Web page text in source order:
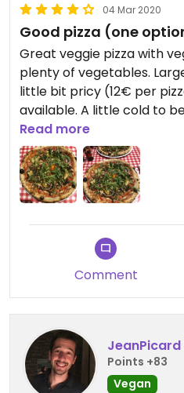
04 Mar 2020
Good pizza (one
Great veggie pizza with
plenty of vegetables.
little bit pricy (12€ per
available. A little cold to
up by the end. Worth a visit.
Read more
Comment
JeanPicard
Points +83
Vegan